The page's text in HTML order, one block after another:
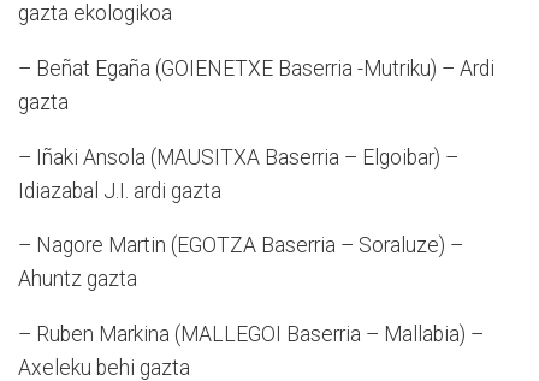
gazta ekologikoa
– Beñat Egaña (GOIENETXE Baserria -Mutriku) – Ardi
gazta
– Iñaki Ansola (MAUSITXA Baserria – Elgoibar) –
Idiazabal J.I. ardi gazta
– Nagore Martin (EGOTZA Baserria – Soraluze) –
Ahuntz gazta
– Ruben Markina (MALLEGOI Baserria – Mallabia) –
Axeleku behi gazta